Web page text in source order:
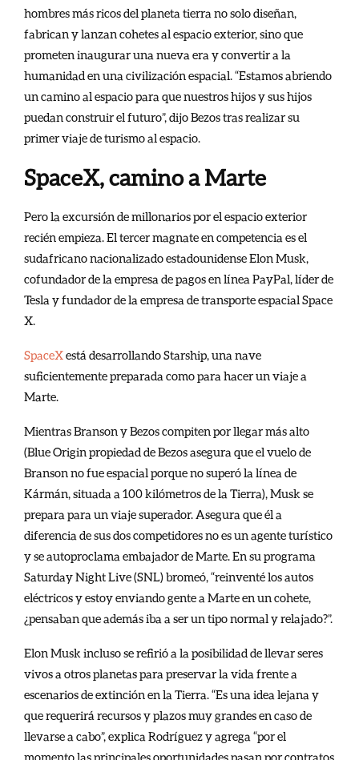
hombres más ricos del planeta tierra no solo diseñan,
fabrican y lanzan cohetes al espacio exterior, sino que
prometen inaugurar una nueva era y convertir a la
humanidad en una civilización espacial. “Estamos abriendo
un camino al espacio para que nuestros hijos y sus hijos
puedan construir el futuro”, dijo Bezos tras realizar su
primer viaje de turismo al espacio.
SpaceX, camino a Marte
Pero la excursión de millonarios por el espacio exterior
recién empieza. El tercer magnate en competencia es el
sudafricano nacionalizado estadounidense Elon Musk,
cofundador de la empresa de pagos en línea PayPal, líder de
Tesla y fundador de la empresa de transporte espacial Space
X.
SpaceXestá desarrollando Starship, una nave
suficientemente preparada como para hacer un viaje a
Marte.
Mientras Branson y Bezos compiten por llegar más alto
(Blue Origin propiedad de Bezos asegura que el vuelo de
Branson no fue espacial porque no superó la línea de
Kármán, situada a 100 kilómetros de la Tierra), Musk se
prepara para un viaje superador. Asegura que él a
diferencia de sus dos competidores no es un agente turístico
y se autoproclama embajador de Marte. En su programa
Saturday Night Live (SNL) bromeó, “reinventé los autos
eléctricos y estoy enviando gente a Marte en un cohete,
¿pensaban que además iba a ser un tipo normal y relajado?”.
Elon Musk incluso se refirió a la posibilidad de llevar seres
vivos a otros planetas para preservar la vida frente a
escenarios de extinción en la Tierra. “Es una idea lejana y
que requerirá recursos y plazos muy grandes en caso de
llevarse a cabo”, explica Rodríguez y agrega “por el
momento las principales oportunidades pasan por contratos